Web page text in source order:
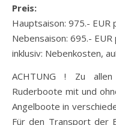
Preis:
Hauptsaison: 975.- EUR
Nebensaison: 695.- EUR
inklusiv: Nebenkosten,
ACHTUNG ! Zu
Ruderboote mit und
Angelboote in
Für den Transport der